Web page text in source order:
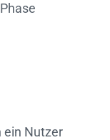
ein Nutzer